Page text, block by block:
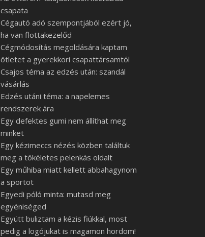
csapata
Cégautó adó szempontjából ezért jó,
ha van flottakezelőd
Cégmódosítás megoldására kaptam
ötletet a gyerekkori csapattársamtól
Csajos téma az edzés után: szandál
vásárlás
Edzés utáni téma: a napelemes
rendszerek ára
Egy defektes gumi nem állíthat meg
minket
Egy kézimeccs nézés közben találtuk
meg a tökéletes pelenkás oldalt
Egy műhiba miatt kellett abbahagynom
a sportot
Egyedi póló minta: mutasd meg
egyéniséged
Együtt buliztam a kézis fiúkkal, most
pedig a logójukat is magamon hordom!